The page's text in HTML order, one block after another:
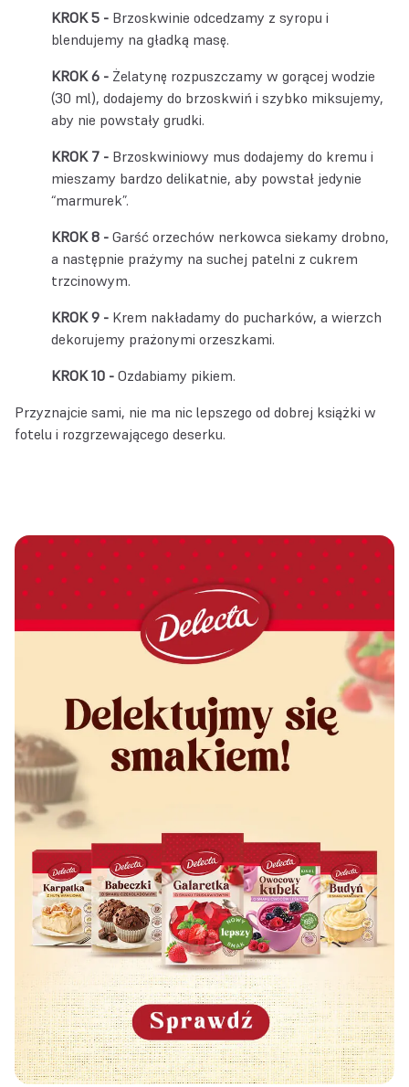
Brzoskwinie odcedzamy z syropu i
blendujemy na gładką masę.
Żelatynę rozpuszczamy w gorącej wodzie
(30 ml), dodajemy do brzoskwiń i szybko miksujemy,
aby nie powstały grudki.
Brzoskwiniowy mus dodajemy do kremu i
mieszamy bardzo delikatnie, aby powstał jedynie
“marmurek”.
Garść orzechów nerkowca siekamy drobno,
a następnie prażymy na suchej patelni z cukrem
trzcinowym.
Krem nakładamy do pucharków, a wierzch
dekorujemy prażonymi orzeszkami.
Ozdabiamy pikiem.
Przyznajcie sami, nie ma nic lepszego od dobrej książki w
fotelu i rozgrzewającego deserku.